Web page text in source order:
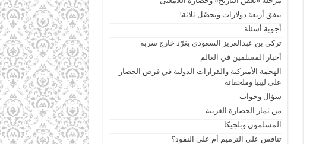
تنفق أربعة دولارات وتحصّل ثلاثة!
أجوبة أسئلة
تركي بن عبدالعزيز السعودي يغرّد خارج سربه
أخبار المسلمين في العالم
الهجمة الأميركية والقرارات الدولية في فرض الحصار
على ليبيا وملحقاته
سؤال وجواب
من ثمار الحضارة الغربية
المسلمون وبلجيكا
تنافس على الترميم أم على النفوذ؟